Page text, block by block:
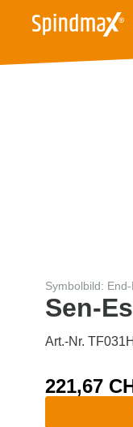
Symbolbild:
Sen-
Art.-Nr.
221,67